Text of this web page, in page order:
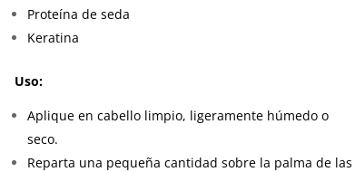
Proteína de seda
Keratina
Uso:
Aplique en cabello limpio, ligeramente húmedo o
seco.
Reparta una pequeña cantidad sobre la palma de las